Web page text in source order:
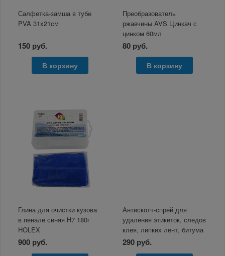
Салфетка-замша в тубе
PVA 31x21см
150 руб.
В корзину
Преобразователь
ржавчины AVS Цинкач с
цинком 60мл
80 руб.
В корзину
Глина для очистки кузова
в пенале синяя H7 180г
HOLEX
900 руб.
Антискотч-спрей для
удаления этикеток, следов
клея, липких лент, битума
BRAUBERG SUPER, 210
290 руб.